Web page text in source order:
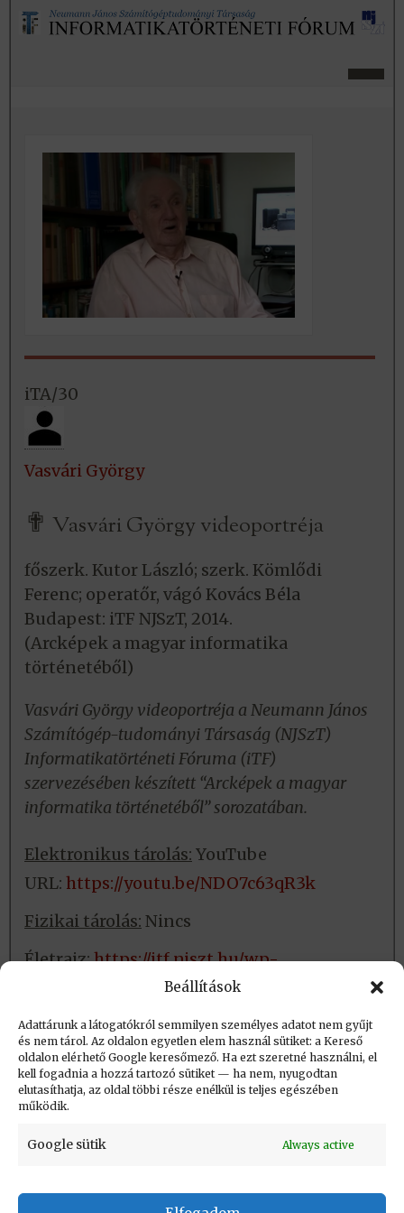
Beállítások
Adattárunk a látogatókról semmilyen személyes adatot nem gyűjt
és nem tárol. Az oldalon egyetlen elem használ sütiket: a Kereső
oldalon elérhető Google keresőmező. Ha ezt szeretné használni, el
kell fogadnia a hozzá tartozó sütiket — ha nem, nyugodtan
elutasíthatja, az oldal többi része enélkül is teljes egészében
működik.
Google sütik Always active
iTA/30
Vasvári György
✟ Vasvári György videoportréja
főszerk. Kutor László; szerk. Kömlődi
Ferenc; operatőr, vágó Kovács Béla
Budapest: iTF NJSzT, 2014.
(Arcképek a magyar informatika
történetéből)
Vasvári György videoportréja a Neumann János
Számítógép-tudományi Társaság (NJSzT)
Informatikatörténeti Fóruma (iTF)
szervezésében készített “Arcképek a magyar
informatika történetéből” sorozatában.
Elektronikus tárolás: YouTube
URL: https://youtu.be/NDO7c63qR3k
Fizikai tárolás: Nincs
Életrajz:https://itf.njszt.hu/wp-
content/uploads/2019/09/Vasvari-Gyorgy-
Létrehozva: 2016.04.15. 09:46
Utolsó módosítás: 2023.09.01. 20:34